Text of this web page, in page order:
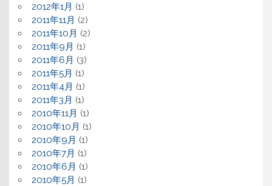
2012年1月 (1)
2011年11月 (2)
2011年10月 (2)
2011年9月 (1)
2011年6月 (3)
2011年5月 (1)
2011年4月 (1)
2011年3月 (1)
2010年11月 (1)
2010年10月 (1)
2010年9月 (1)
2010年7月 (1)
2010年6月 (1)
2010年5月 (1)